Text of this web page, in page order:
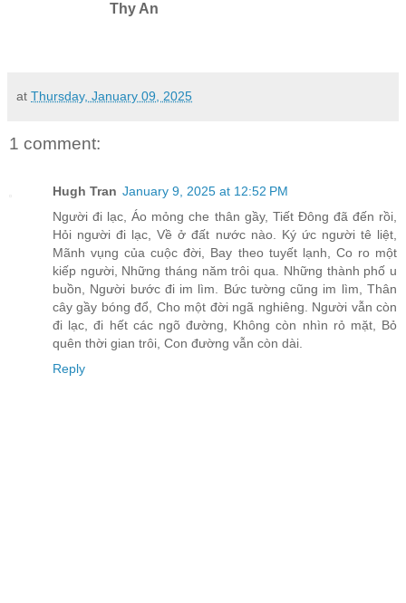
Thy An
at Thursday, January 09, 2025
1 comment:
Hugh Tran January 9, 2025 at 12:52 PM
Người đi lạc, Áo mỏng che thân gầy, Tiết Đông đã đến rồi,
Hỏi người đi lạc, Về ở đất nước nào. Ký ức người tê liệt,
Mãnh vụng của cuộc đời, Bay theo tuyết lạnh, Co ro một
kiếp người, Những tháng năm trôi qua. Những thành phố u
buồn, Người bước đi im lìm. Bức tường cũng im lìm, Thân
cây gầy bóng đổ, Cho một đời ngã nghiêng. Người vẫn còn
đi lạc, đi hết các ngõ đường, Không còn nhìn rỏ mặt, Bỏ
quên thời gian trôi, Con đường vẫn còn dài.
Reply